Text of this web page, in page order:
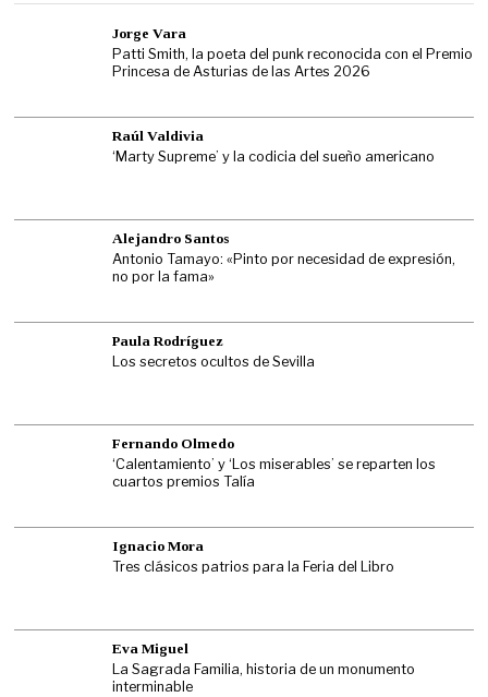
Jorge Vara
Patti Smith, la poeta del punk reconocida con el Premio
Princesa de Asturias de las Artes 2026
Raúl Valdivia
‘Marty Supreme’ y la codicia del sueño americano
Alejandro Santos
Antonio Tamayo: «Pinto por necesidad de expresión,
no por la fama»
Paula Rodríguez
Los secretos ocultos de Sevilla
Fernando Olmedo
‘Calentamiento’ y ‘Los miserables’ se reparten los
cuartos premios Talía
Ignacio Mora
Tres clásicos patrios para la Feria del Libro
Eva Miguel
La Sagrada Familia, historia de un monumento
interminable